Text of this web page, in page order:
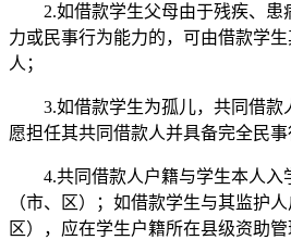
2.如借款学生父母由于残疾、
力或民事行为能力的，可由借款学
人；
3.如借款学生为孤儿，共同借款
愿担任其共同借款人并具备完全民事
4.共同借款人户籍与学生本人
（市、区）；如借款学生与其监护
区），应在学生户籍所在县级资助管